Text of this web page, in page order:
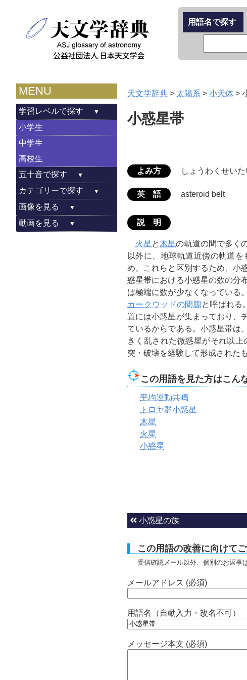
用語名で探す
MENU
学習レベルで探す
小学生
中学生
高校生
五十音で探す
カテゴリーで探す
画像を見る
動画を見る
天文学辞典 > 太陽系 > 小天体 >
小惑星帯
よみ方 しょうわくせいた
英 語 asteroid belt
説 明
火星 と 木星の軌道の間で多く
以外に、地球軌道近傍の軌道を
め、これらと区別するため、小
惑星帯における小惑星の数の分
は極端に数が少なくなっている
カークウッドの間隙と呼ばれる
置には小惑星が集まっており、
ているからである。小惑星帯は
きく乱された微惑星がそれ以
突・破壊を経験して形成された
この用語を見た方はこん
平均運動共鳴
トロヤ群小惑星
木星
火星
小惑星
小惑星の族
この用語の改善に向けて
受信確認メール以外、個別のお返事
メールアドレス (必須)
用語名（自動入力・改名不可）
メッセージ本文 (必須)